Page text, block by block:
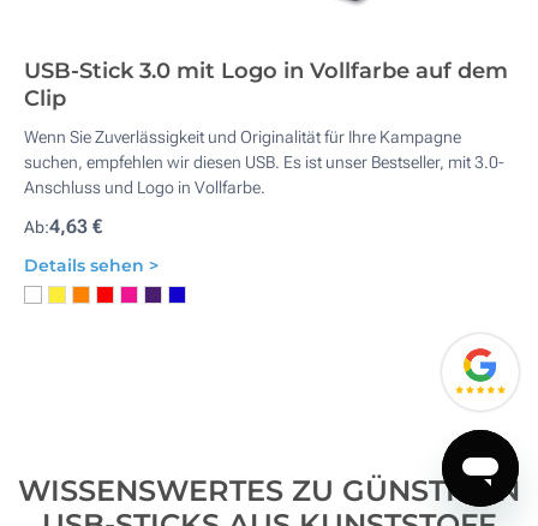
USB-Stick 3.0 mit Logo in Vollfarbe auf dem
Clip
Wenn Sie Zuverlässigkeit und Originalität für Ihre Kampagne
suchen, empfehlen wir diesen USB. Es ist unser Bestseller, mit 3.0-
Anschluss und Logo in Vollfarbe.
Ab:4,63 €
Details sehen >
WISSENSWERTES ZU GÜNSTIGEN